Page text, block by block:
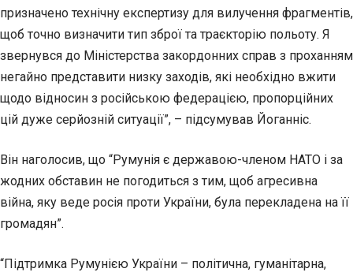
призначено технічну експертизу для вилучення фрагментів,
щоб точно визначити тип зброї та траєкторію польоту. Я
звернувся до Міністерства закордонних справ з проханням
негайно представити низку заходів, які необхідно вжити
щодо відносин з російською федерацією, пропорційних
цій дуже серйозній ситуації”, – підсумував Йоганніс.
Він наголосив, що “Румунія є державою-членом НАТО і за
жодних обставин не погодиться з тим, щоб агресивна
війна, яку веде росія проти України, була перекладена на її
громадян”.
“Підтримка Румунією України – політична, гуманітарна,